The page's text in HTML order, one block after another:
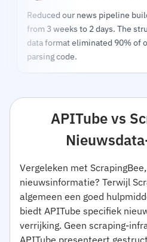
Reduced our news pipeline build time
from 3 weeks to 2 days. The
data format eliminated 90% of our
parsing code.
APITube vs
Vergeleken met
nieuwsinformatie? Terwijl
algemeen een goed
biedt APITube specifiek
verrijking. Geen scraping-
APITube presenteert